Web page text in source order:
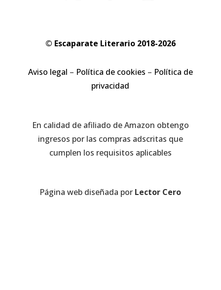
© Escaparate Literario 2018-2026
Aviso legal – Política de cookies – Política de
privacidad
En calidad de afiliado de Amazon obtengo
ingresos por las compras adscritas que
cumplen los requisitos aplicables
Página web diseñada por Lector Cero